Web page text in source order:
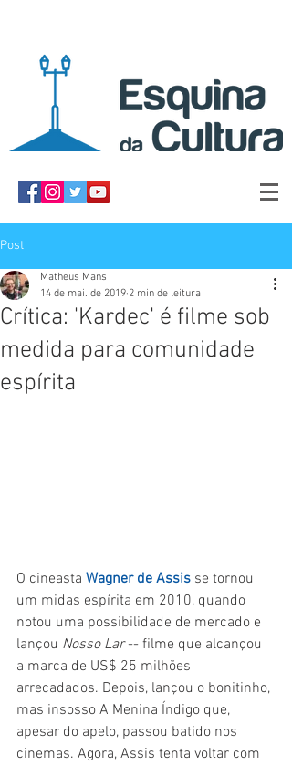
Post
Crítica: 'Kardec' é filme sob
medida para comunidade
espírita
Matheus Mans
14 de mai. de 2019 2 min de leitura
O cineasta Wagner de Assis se tornou
um midas espírita em 2010, quando
notou uma possibilidade de mercado e
lançou Nosso Lar -- filme que alcançou
a marca de US$ 25 milhões
arrecadados. Depois, lançou o bonitinho,
mas insosso A Menina Índigo que,
apesar do apelo, passou batido nos
cinemas. Agora, Assis tenta voltar com